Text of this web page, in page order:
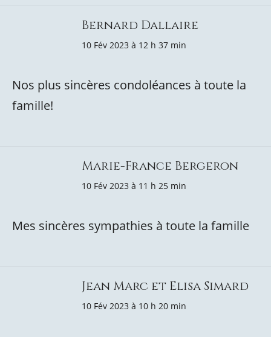
Bernard Dallaire
10 Fév 2023 à 12 h 37 min
Nos plus sincères condoléances à toute la
famille!
Marie-France Bergeron
10 Fév 2023 à 11 h 25 min
Mes sincères sympathies à toute la famille
Jean Marc et Elisa Simard
10 Fév 2023 à 10 h 20 min